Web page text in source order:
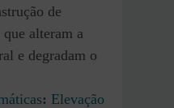
de
alteram a
e degradam o
: Elevação